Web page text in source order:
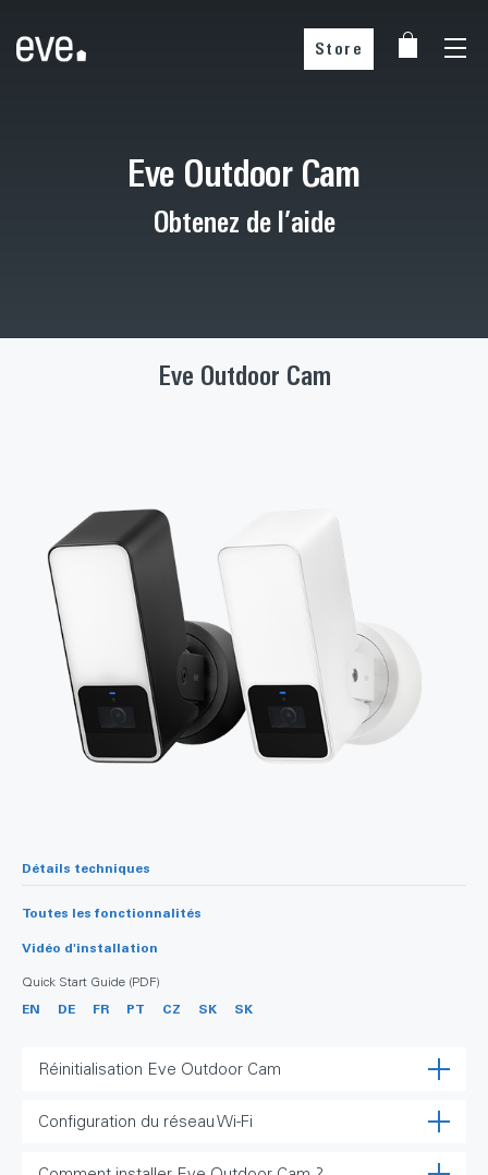
Store
Eve Outdoor Cam
Obtenez de l’aide
Eve Outdoor Cam
Détails techniques
Toutes les fonctionnalités
Vidéo d'installation
Quick Start Guide (PDF)
EN DE FR PT CZ SK SK
Réinitialisation Eve Outdoor Cam
Configuration du réseau Wi-Fi